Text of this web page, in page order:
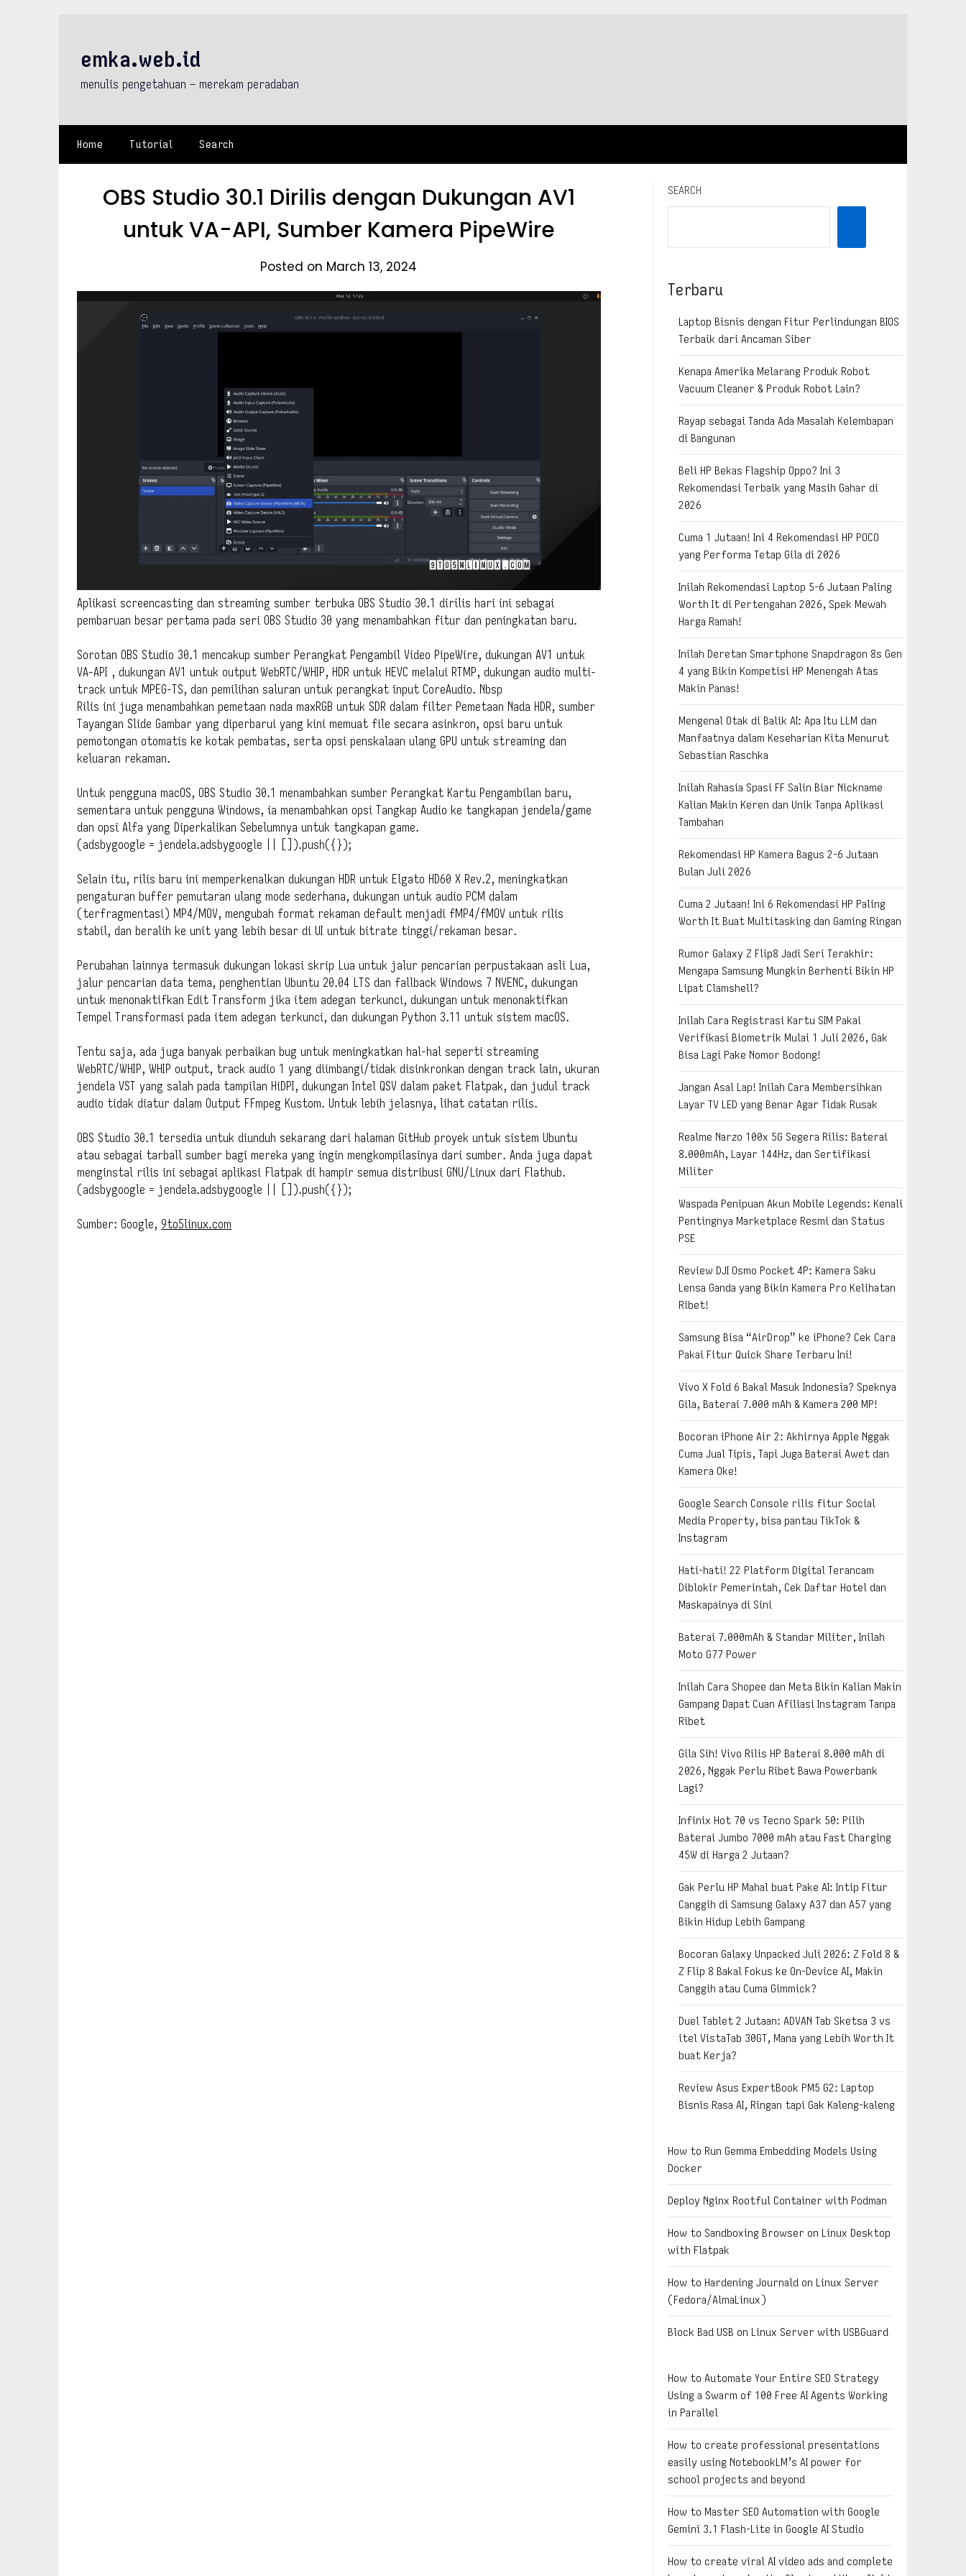
emka.web.id
menulis pengetahuan – merekam peradaban
Home Tutorial Search
OBS Studio 30.1 Dirilis dengan Dukungan AV1
untuk VA-API, Sumber Kamera PipeWire
Posted on March 13, 2024
Aplikasi screencasting dan streaming sumber terbuka OBS Studio 30.1 dirilis hari ini sebagai
pembaruan besar pertama pada seri OBS Studio 30 yang menambahkan fitur dan peningkatan baru.
Sorotan OBS Studio 30.1 mencakup sumber Perangkat Pengambil Video PipeWire, dukungan AV1 untuk
VA-API , dukungan AV1 untuk output WebRTC/WHIP, HDR untuk HEVC melalui RTMP, dukungan audio multi-
track untuk MPEG-TS, dan pemilihan saluran untuk perangkat input CoreAudio. Nbsp
Rilis ini juga menambahkan pemetaan nada maxRGB untuk SDR dalam filter Pemetaan Nada HDR, sumber
Tayangan Slide Gambar yang diperbarui yang kini memuat file secara asinkron, opsi baru untuk
pemotongan otomatis ke kotak pembatas, serta opsi penskalaan ulang GPU untuk streaming dan
keluaran rekaman.
Untuk pengguna macOS, OBS Studio 30.1 menambahkan sumber Perangkat Kartu Pengambilan baru,
sementara untuk pengguna Windows, ia menambahkan opsi Tangkap Audio ke tangkapan jendela/game
dan opsi Alfa yang Diperkalikan Sebelumnya untuk tangkapan game.
(adsbygoogle = jendela.adsbygoogle || []).push({});
Selain itu, rilis baru ini memperkenalkan dukungan HDR untuk Elgato HD60 X Rev.2, meningkatkan
pengaturan buffer pemutaran ulang mode sederhana, dukungan untuk audio PCM dalam
(terfragmentasi) MP4/MOV, mengubah format rekaman default menjadi fMP4/fMOV untuk rilis
stabil, dan beralih ke unit yang lebih besar di UI untuk bitrate tinggi/rekaman besar.
Perubahan lainnya termasuk dukungan lokasi skrip Lua untuk jalur pencarian perpustakaan asli Lua,
jalur pencarian data tema, penghentian Ubuntu 20.04 LTS dan fallback Windows 7 NVENC, dukungan
untuk menonaktifkan Edit Transform jika item adegan terkunci, dukungan untuk menonaktifkan
Tempel Transformasi pada item adegan terkunci, dan dukungan Python 3.11 untuk sistem macOS.
Tentu saja, ada juga banyak perbaikan bug untuk meningkatkan hal-hal seperti streaming
WebRTC/WHIP, WHIP output, track audio 1 yang diimbangi/tidak disinkronkan dengan track lain, ukuran
jendela VST yang salah pada tampilan HiDPI, dukungan Intel QSV dalam paket Flatpak, dan judul track
audio tidak diatur dalam Output FFmpeg Kustom. Untuk lebih jelasnya, lihat catatan rilis.
OBS Studio 30.1 tersedia untuk diunduh sekarang dari halaman GitHub proyek untuk sistem Ubuntu
atau sebagai tarball sumber bagi mereka yang ingin mengkompilasinya dari sumber. Anda juga dapat
menginstal rilis ini sebagai aplikasi Flatpak di hampir semua distribusi GNU/Linux dari Flathub.
(adsbygoogle = jendela.adsbygoogle || []).push({});
Sumber: Google, 9to5linux.com
SEARCH
Terbaru
Laptop Bisnis dengan Fitur Perlindungan BIOS
Terbaik dari Ancaman Siber
Kenapa Amerika Melarang Produk Robot
Vacuum Cleaner & Produk Robot Lain?
Rayap sebagai Tanda Ada Masalah Kelembapan
di Bangunan
Beli HP Bekas Flagship Oppo? Ini 3
Rekomendasi Terbaik yang Masih Gahar di
2026
Cuma 1 Jutaan! Ini 4 Rekomendasi HP POCO
yang Performa Tetap Gila di 2026
Inilah Rekomendasi Laptop 5-6 Jutaan Paling
Worth It di Pertengahan 2026, Spek Mewah
Harga Ramah!
Inilah Deretan Smartphone Snapdragon 8s Gen
4 yang Bikin Kompetisi HP Menengah Atas
Makin Panas!
Mengenal Otak di Balik AI: Apa Itu LLM dan
Manfaatnya dalam Keseharian Kita Menurut
Sebastian Raschka
Inilah Rahasia Spasi FF Salin Biar Nickname
Kalian Makin Keren dan Unik Tanpa Aplikasi
Tambahan
Rekomendasi HP Kamera Bagus 2-6 Jutaan
Bulan Juli 2026
Cuma 2 Jutaan! Ini 6 Rekomendasi HP Paling
Worth It Buat Multitasking dan Gaming Ringan
Rumor Galaxy Z Flip8 Jadi Seri Terakhir:
Mengapa Samsung Mungkin Berhenti Bikin HP
Lipat Clamshell?
Inilah Cara Registrasi Kartu SIM Pakai
Verifikasi Biometrik Mulai 1 Juli 2026, Gak
Bisa Lagi Pake Nomor Bodong!
Jangan Asal Lap! Inilah Cara Membersihkan
Layar TV LED yang Benar Agar Tidak Rusak
Realme Narzo 100x 5G Segera Rilis: Baterai
8.000mAh, Layar 144Hz, dan Sertifikasi
Militer
Waspada Penipuan Akun Mobile Legends: Kenali
Pentingnya Marketplace Resmi dan Status
PSE
Review DJI Osmo Pocket 4P: Kamera Saku
Lensa Ganda yang Bikin Kamera Pro Kelihatan
Ribet!
Samsung Bisa “AirDrop” ke iPhone? Cek Cara
Pakai Fitur Quick Share Terbaru Ini!
Vivo X Fold 6 Bakal Masuk Indonesia? Speknya
Gila, Baterai 7.000 mAh & Kamera 200 MP!
Bocoran iPhone Air 2: Akhirnya Apple Nggak
Cuma Jual Tipis, Tapi Juga Baterai Awet dan
Kamera Oke!
Google Search Console rilis fitur Social
Media Property, bisa pantau TikTok &
Instagram
Hati-hati! 22 Platform Digital Terancam
Diblokir Pemerintah, Cek Daftar Hotel dan
Maskapainya di Sini
Baterai 7.000mAh & Standar Militer, Inilah
Moto G77 Power
Inilah Cara Shopee dan Meta Bikin Kalian Makin
Gampang Dapat Cuan Afiliasi Instagram Tanpa
Ribet
Gila Sih! Vivo Rilis HP Baterai 8.000 mAh di
2026, Nggak Perlu Ribet Bawa Powerbank
Lagi?
Infinix Hot 70 vs Tecno Spark 50: Pilih
Baterai Jumbo 7000 mAh atau Fast Charging
45W di Harga 2 Jutaan?
Gak Perlu HP Mahal buat Pake AI: Intip Fitur
Canggih di Samsung Galaxy A37 dan A57 yang
Bikin Hidup Lebih Gampang
Bocoran Galaxy Unpacked Juli 2026: Z Fold 8 &
Z Flip 8 Bakal Fokus ke On-Device AI, Makin
Canggih atau Cuma Gimmick?
Duel Tablet 2 Jutaan: ADVAN Tab Sketsa 3 vs
itel VistaTab 30GT, Mana yang Lebih Worth It
buat Kerja?
Review Asus ExpertBook PM5 G2: Laptop
Bisnis Rasa AI, Ringan tapi Gak Kaleng-kaleng
How to Run Gemma Embedding Models Using
Docker
Deploy Nginx Rootful Container with Podman
How to Sandboxing Browser on Linux Desktop
with Flatpak
How to Hardening Journald on Linux Server
(Fedora/AlmaLinux)
Block Bad USB on Linux Server with USBGuard
How to Automate Your Entire SEO Strategy
Using a Swarm of 100 Free AI Agents Working
in Parallel
How to create professional presentations
easily using NotebookLM’s AI power for
school projects and beyond
How to Master SEO Automation with Google
Gemini 3.1 Flash-Lite in Google AI Studio
How to create viral AI video ads and complete